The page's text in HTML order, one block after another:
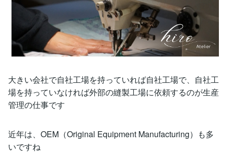
大きい会社で自社工場を持っていれば自社工場で、自社工
場を持っていなければ外部の縫製工場に依頼するのが生産
管理の仕事です
近年は、OEM（Original Equipment Manufacturing）も多
いですね